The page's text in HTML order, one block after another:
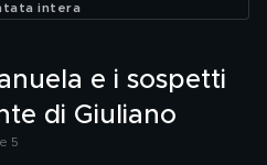
intera
e i sospetti
di Giuliano
5